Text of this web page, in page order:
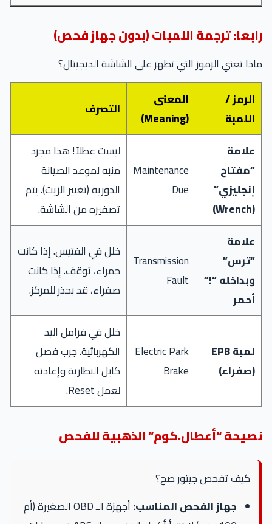
رابعاً: ترجمة اللمبات (بدون جهاز فحص)
ماذا تعني الرموز التي تظهر على الشاشة الديجيتال؟
الرمز /
اللمبة
المعنى
(Meaning)
التصرف
علامة
“مفتاح
إنجليزي”
(Wrench)
Maintenance
Due
ليست عطلاً! هذا مجرد
منبه لموعد الصيانة
الدورية (تغيير الزيت). يتم
تصفيره من الشاشة.
علامة
“ترس”
وبداخله “!”
أحمر
Transmission
Fault
خلل في الفتيس. إذا كانت
حمراء، توقف. إذا كانت
صفراء، قد بحذر للمركز.
لمبة EPB
(صفراء)
Electric Park
Brake
خلل في فرامل اليد
الكهربائية. جرب فصل
كابل البطارية وإعادته
لعمل Reset.
نصيحة “أعطال.كوم” الذهبية للفحص
كيف تفحص جيتور صح؟
جهاز الفحص المناسب:
أجهزة الـ OBD الصغيرة (أم